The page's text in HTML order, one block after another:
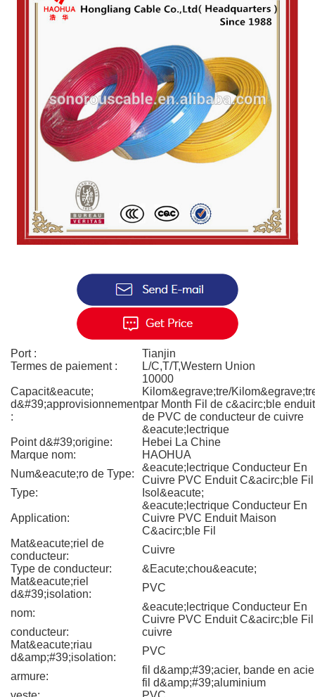
Port :
Tianjin
Termes de paiement :
L/C,T/T,Western Union
Capacit&eacute;
d&#39;approvisionnement
:
10000
Kilom&egrave;tre/
par Month Fil de c&acirc;ble enduit
de PVC de conducteur de cuivre
&eacute;lectrique
Point d&#39;origine:
Hebei La Chine
Marque nom:
HAOHUA
Num&eacute;ro de Type:
&eacute;lectrique Conducteur En
Cuivre PVC Enduit C&acirc;ble Fil
Type:
Isol&eacute;
Application:
&eacute;lectrique Conducteur En
Cuivre PVC Enduit Maison
C&acirc;ble Fil
Mat&eacute;riel de
conducteur:
Cuivre
Type de conducteur:
&Eacute;chou&eacute;
Mat&eacute;riel
d&#39;isolation:
PVC
nom:
&eacute;lectrique Conducteur En
Cuivre PVC Enduit C&acirc;ble Fil
conducteur:
cuivre
Mat&eacute;riau
d&amp;#39;isolation:
PVC
armure:
fil d&amp;#39;acier, bande en
fil d&amp;#39;aluminium